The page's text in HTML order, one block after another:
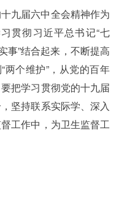
九届六中全会精神作为
贯彻习近平总书记“七
事”结合起来，不断提高
两个维护”，从党的百年
把学习贯彻党的十九届
坚持联系实际学、深入
工作中，为卫生监督工